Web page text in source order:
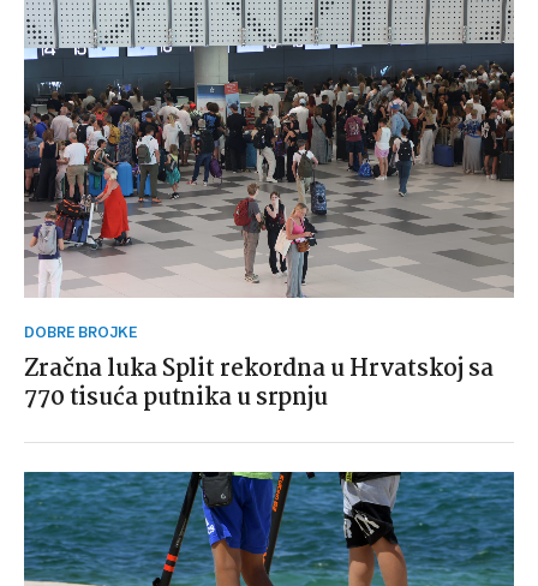
DOBRE BROJKE
Zračna luka Split rekordna u Hrvatskoj sa
770 tisuća putnika u srpnju